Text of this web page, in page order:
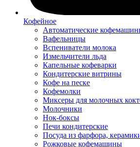
Кофейное
Автоматические
Вафельницы
Вспениватели молока
Измельчители льда
Капельные кофеварки
Кондитерские витрины
Кофе на песке
Кофемолки
Миксеры для молочных
Молочники
Нок-боксы
Печи кондитерские
Посуда из фарфора,
Рожковые кофемашины